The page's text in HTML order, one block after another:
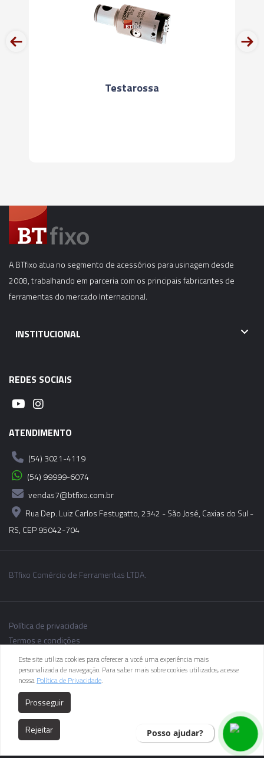
Testarossa
prev next
A BTfixo atua no segmento de acessórios para usinagem desde
2008, trabalhando em parceria com os principais fabricantes de
ferramentas do mercado Internacional.
INSTITUCIONAL
REDES SOCIAIS
ATENDIMENTO
(54) 3021-4119
(54) 99999-6074
vendas7@btfixo.com.br
Rua Dep. Luiz Carlos Festugatto, 2342 - São José, Caxias do Sul -
RS, CEP 95042-704
BTfixo Comércio de Ferramentas LTDA.
Política de privacidade
Termos e condições
As informações dos produtos podem sofrer alterações sem aviso
prévio.
Posso ajudar?
Este site utiliza cookies para oferecer a você uma experiência mais
personalizada de navegação. Para saber mais sobre cookies utilizados, acesse
nossa Política de Privacidade.
Prosseguir
Rejeitar